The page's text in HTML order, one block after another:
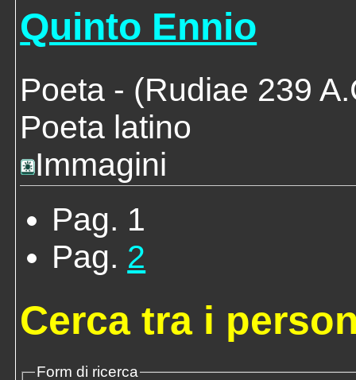
Quinto Ennio
Poeta - (Rudiae 239
Poeta latino
Immagini
Pag. 1
Pag. 2
Cerca tra i
Form di ricerca